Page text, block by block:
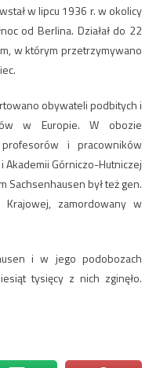
w lipcu 1936 r. w okolicy
od Berlina. Działał do 22
w którym przetrzymywano
obywateli podbitych i
w Europie. W obozie
i pracowników
Górniczo-Hutniczej
Sachsenhausen był też gen.
Krajowej, zamordowany w
i w jego podobozach
tysięcy z nich zginęło.